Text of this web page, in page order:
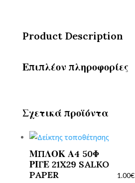
Product Description
Επιπλέον πληροφορίες
Σχετικά προϊόντα
ΜΠΛΟΚ Α4 50Φ
ΡΙΓΕ 21X29 SALKO
PAPER
1.00€